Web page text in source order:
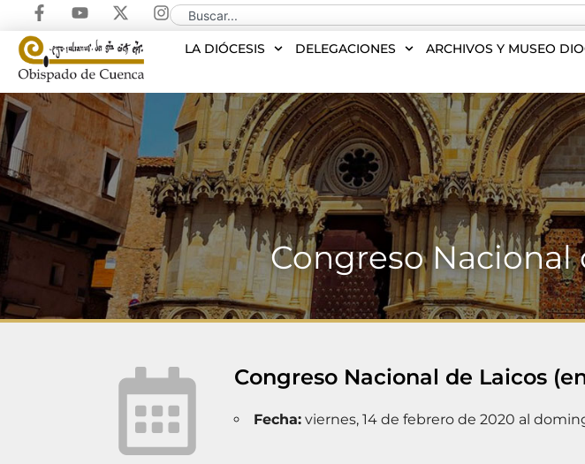
LA DIÓCESIS DELEGACIONES ARCHIVOS Y MUSEO
Congreso Nacional
Congreso Nacional de Laicos
Fecha:viernes, 14 de febrero de 2020 al